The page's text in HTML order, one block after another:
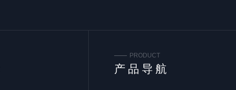
PRODUCT
产品导航